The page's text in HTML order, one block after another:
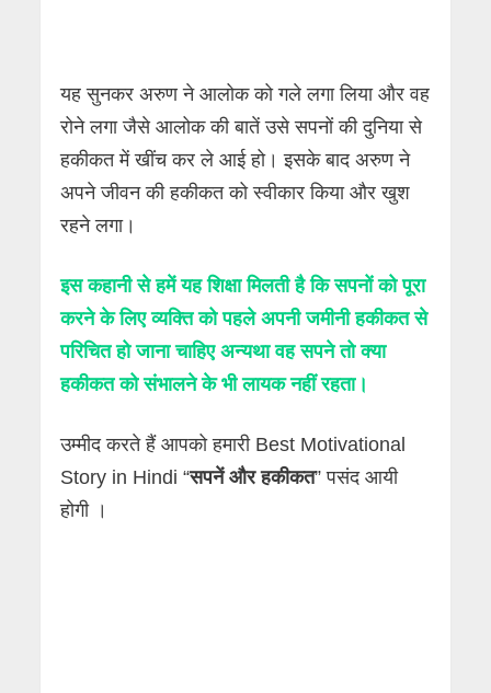
यह सुनकर अरुण ने आलोक को गले लगा लिया और वह
रोने लगा जैसे आलोक की बातें उसे सपनों की दुनिया से
हकीकत में खींच कर ले आई हो। इसके बाद अरुण ने
अपने जीवन की हकीकत को स्वीकार किया और खुश
रहने लगा।
इस कहानी से हमें यह शिक्षा मिलती है कि सपनों को पूरा
करने के लिए व्यक्ति को पहले अपनी जमीनी हकीकत से
परिचित हो जाना चाहिए अन्यथा वह सपने तो क्या
हकीकत को संभालने के भी लायक नहीं रहता।
उम्मीद करते हैं आपको हमारी Best Motivational
Story in Hindi “सपनें और हकीकत” पसंद आयी
होगी ।